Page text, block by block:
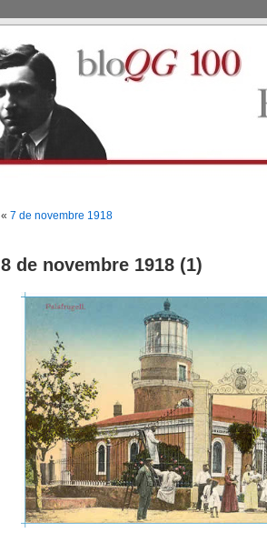
« 7 de novembre 1918
8 de novembre 1918 (1)